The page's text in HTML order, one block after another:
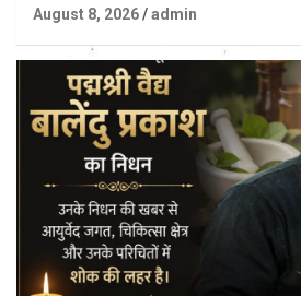
August 8, 2026 admin